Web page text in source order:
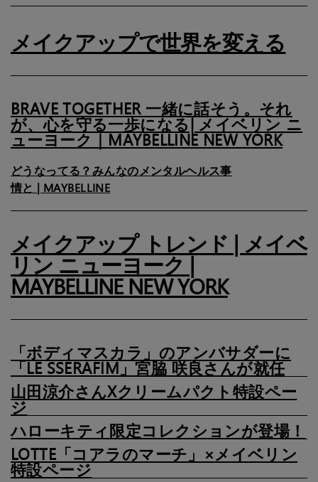
メイクアップで世界を変える
BRAVE TOGETHER 一緒に話そう。それ
が、心を守る一歩になる| メイベリン ニ
ューヨーク｜MAYBELLINE NEW YORK
どうなってる？みんなのメンタルヘルス事
情と | MAYBELLINE
メイクアップ トレンド | メイベ
リン ニューヨーク |
MAYBELLINE NEW YORK
「ボディマスカラ」のアンバサダーに
「LE SSERAFIM」宮脇 咲良さんが就任
山田涼介さんXクリームパクト特設ペー
ジ
ハローキティ限定コレクションが登場！
LOTTE「コアラのマーチ」×メイベリン
特設ページ